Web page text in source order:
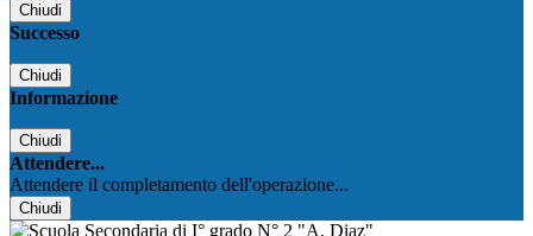
Chiudi
Successo
Chiudi
Informazione
Chiudi
Attendere...
Attendere il completamento dell'operazione...
Chiudi